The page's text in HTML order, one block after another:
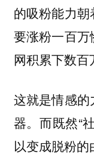
的吸粉能力
要涨粉一百
网积累下数百
这就是情感
器。而既然“
以变成脱粉的